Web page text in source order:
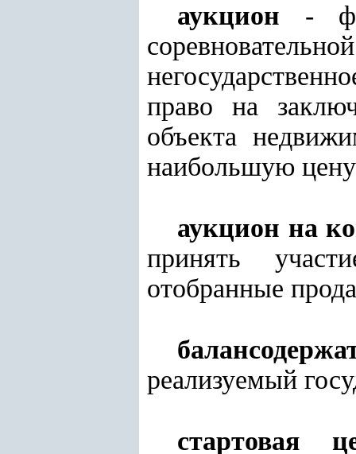
аукцион -
право на
объекта
наибольшую
аукцион на
принять
отобранные
реализуемый
стартовая